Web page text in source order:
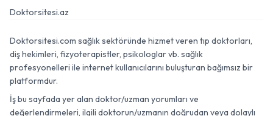
Doktorsitesi.az
Doktorsitesi.com sağlık sektöründe hizmet veren tıp doktorları,
diş hekimleri, fizyoterapistler, psikologlar vb. sağlık
profesyonelleri ile internet kullanıcılarını buluşturan bağımsız bir
platformdur.
İş bu sayfada yer alan doktor/uzman yorumları ve
değerlendirmeleri, ilgili doktorun/uzmanın doğrudan veya dolaylı